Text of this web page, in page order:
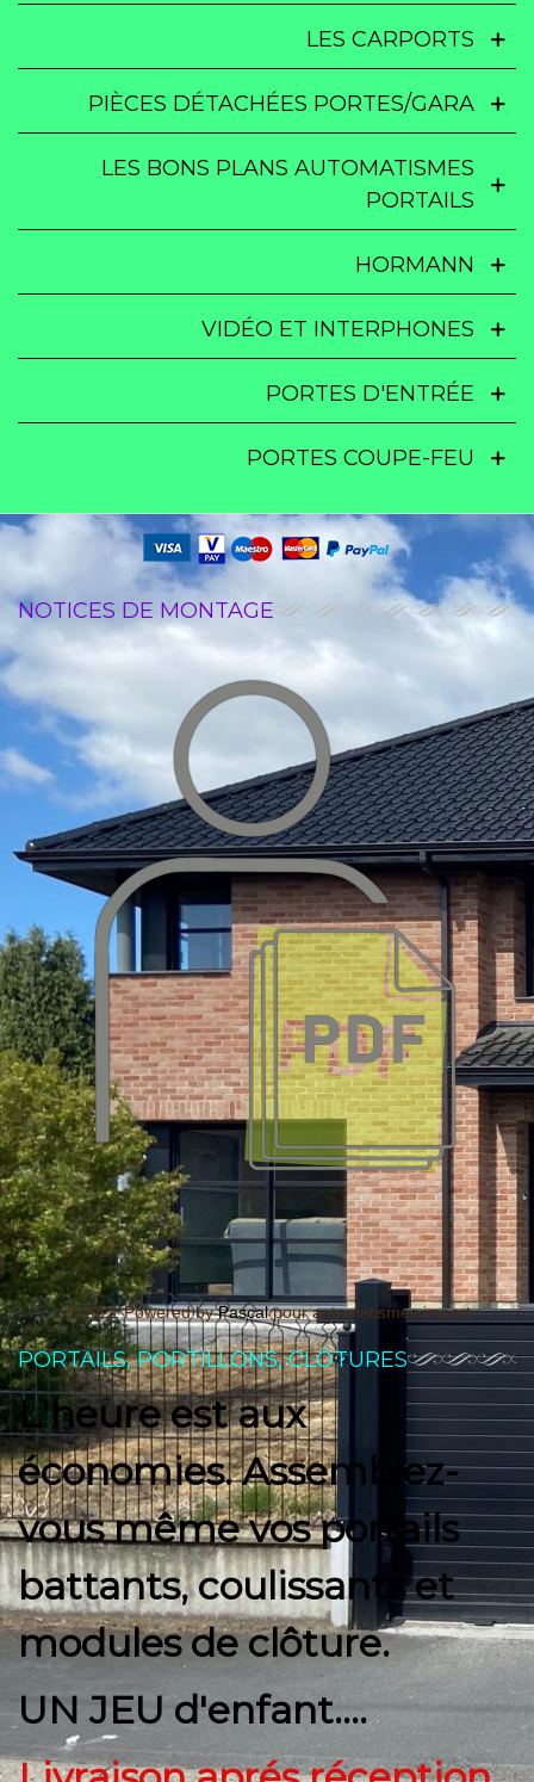
LES CARPORTS
PIÈCES DÉTACHÉES PORTES/GARA
LES BONS PLANS AUTOMATISMES
PORTAILS
HORMANN
VIDÉO ET INTERPHONES
PORTES D'ENTRÉE
PORTES COUPE-FEU
NOTICES DE MONTAGE
© 2021 Powered byPascalpour automatismes import
PORTAILS, PORTILLONS, CLÔTURES
L'heure est aux
économies. Assemblez-
vous même vos portails
battants, coulissants et
modules de clôture.
UN JEU d'enfant....